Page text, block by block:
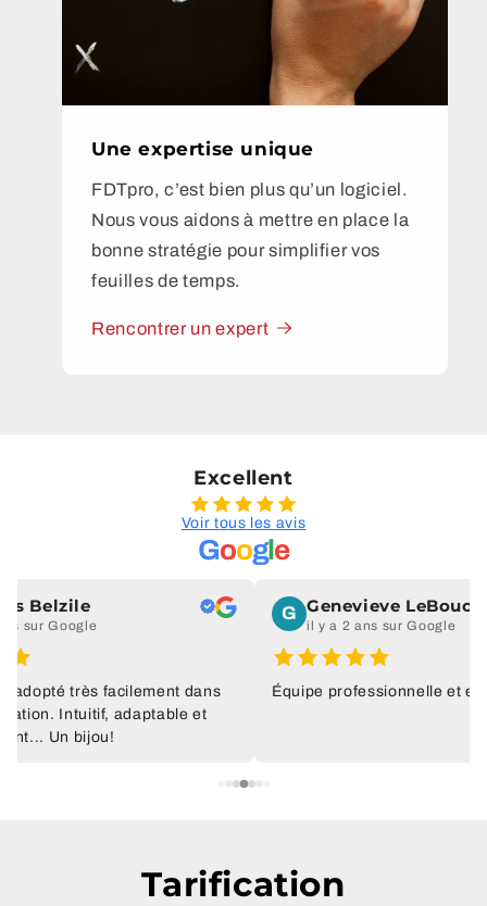
Une expertise unique
FDTpro, c’est bien plus qu’un logiciel.
Nous vous aidons à mettre en place la
bonne stratégie pour simplifier vos
feuilles de temps.
Rencontrer un expert
Excellent
Voir tous les avis
Google
Belzile
sur Google
adopté très facilement dans
Intuitif, adaptable et
Un bijou!
G Genevieve LeBouc
il y a 2 ans sur Google
Équipe professionnelle et
Tarification